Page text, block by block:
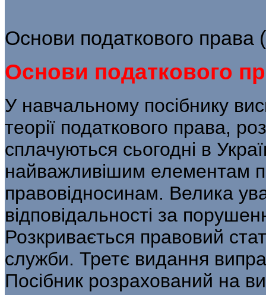
Основи податкового
Основи податкового
У навчальному посібнику
теорії податкового права,
сплачуються сьогодні в
найважливішим елементам
правовідносинам. Велика
відповідальності за
Розкривається правовий
служби. Третє видання
Посібник розрахований на